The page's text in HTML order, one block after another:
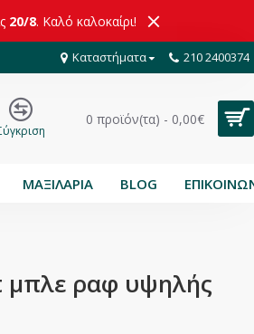
20/8. Καλό καλοκαίρι!
Καταστήματα 210 2400374
0 προϊόν(τα) - 0,00€
ΜΑΞΙΛΑΡΙΑ BLOG
μπλε ραφ υψηλής